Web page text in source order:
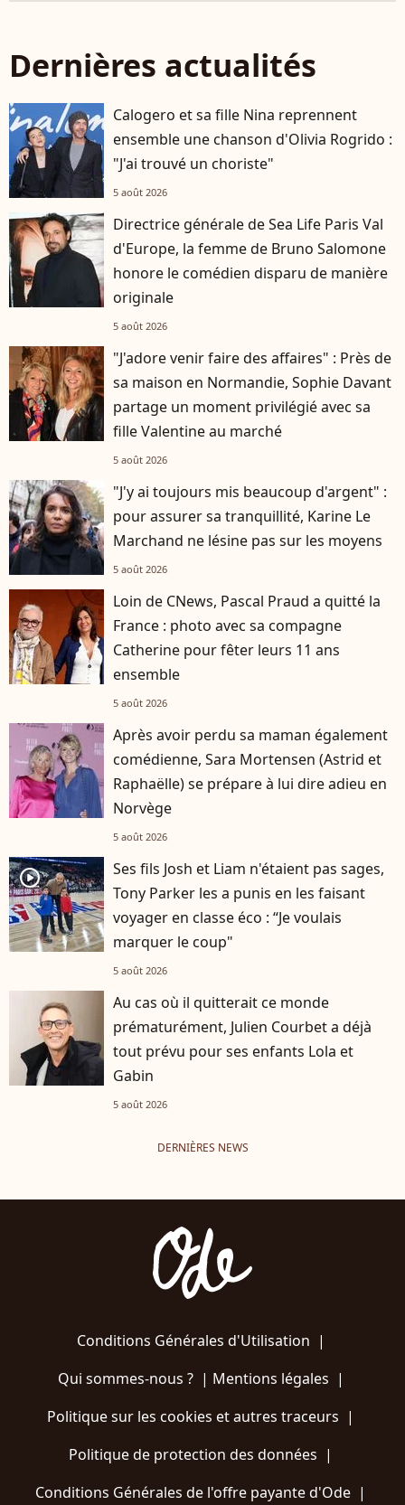
Dernières actualités
Calogero et sa fille Nina reprennent
ensemble une chanson d'Olivia Rogrido :
"J'ai trouvé un choriste"
5 août 2026
Directrice générale de Sea Life Paris Val
d'Europe, la femme de Bruno Salomone
honore le comédien disparu de manière
originale
5 août 2026
"J'adore venir faire des affaires" : Près de
sa maison en Normandie, Sophie Davant
partage un moment privilégié avec sa
fille Valentine au marché
5 août 2026
"J'y ai toujours mis beaucoup d'argent" :
pour assurer sa tranquillité, Karine Le
Marchand ne lésine pas sur les moyens
5 août 2026
Loin de CNews, Pascal Praud a quitté la
France : photo avec sa compagne
Catherine pour fêter leurs 11 ans
ensemble
5 août 2026
Après avoir perdu sa maman également
comédienne, Sara Mortensen (Astrid et
Raphaëlle) se prépare à lui dire adieu en
Norvège
5 août 2026
player2
Ses fils Josh et Liam n'étaient pas sages,
Tony Parker les a punis en les faisant
voyager en classe éco : “Je voulais
marquer le coup"
5 août 2026
Au cas où il quitterait ce monde
prématurément, Julien Courbet a déjà
tout prévu pour ses enfants Lola et
Gabin
5 août 2026
DERNIÈRES NEWS
Conditions Générales d'Utilisation |
Qui sommes-nous ?| Mentions légales |
Politique sur les cookies et autres traceurs |
Politique de protection des données |
Conditions Générales de l'offre payante d'Ode |